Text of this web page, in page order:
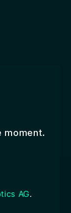
moment.
AG.